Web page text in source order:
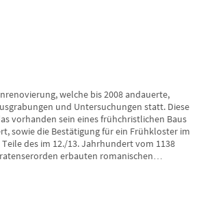
welche bis 2008 andauerte,
und Untersuchungen statt. Diese
vorhanden sein eines frühchristlichen Baus
sowie die Bestätigung für ein Frühkloster im
des im 12./13. Jahrhundert vom 1138
erbauten romanischen…